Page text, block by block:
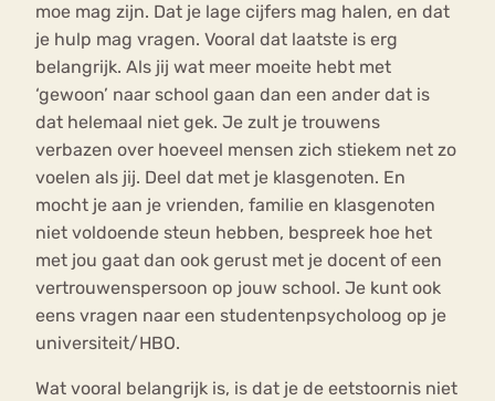
moe mag zijn. Dat je lage cijfers mag halen, en dat
je hulp mag vragen. Vooral dat laatste is erg
belangrijk. Als jij wat meer moeite hebt met
‘gewoon’ naar school gaan dan een ander dat is
dat helemaal niet gek. Je zult je trouwens
verbazen over hoeveel mensen zich stiekem net zo
voelen als jij. Deel dat met je klasgenoten. En
mocht je aan je vrienden, familie en klasgenoten
niet voldoende steun hebben, bespreek hoe het
met jou gaat dan ook gerust met je docent of een
vertrouwenspersoon op jouw school. Je kunt ook
eens vragen naar een studentenpsycholoog op je
universiteit/HBO.
Wat vooral belangrijk is, is dat je de eetstoornis niet